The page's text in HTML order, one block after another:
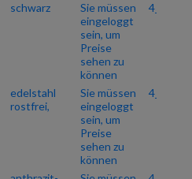
schwarz
Sie müssen
eingeloggt
sein, um
Preise
sehen zu
können
4_06
edelstahl
rostfrei,
Sie müssen
eingeloggt
sein, um
Preise
sehen zu
können
4_06